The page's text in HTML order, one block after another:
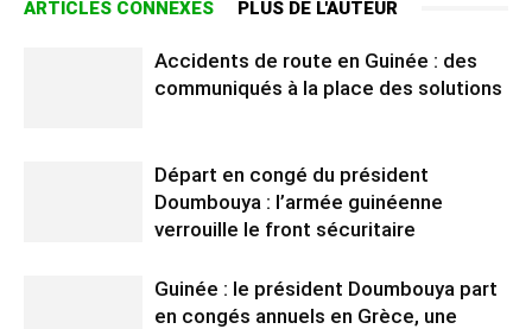
ARTICLES CONNEXES PLUS DE L'AUTEUR
Accidents de route en Guinée : des
communiqués à la place des solutions
Départ en congé du président
Doumbouya : l’armée guinéenne
verrouille le front sécuritaire
Guinée : le président Doumbouya part
en congés annuels en Grèce, une